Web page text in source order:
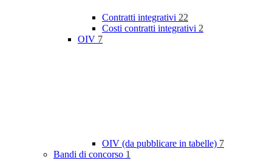
Contratti integrativi 22
Costi contratti integrativi 2
OIV 7
OIV (da pubblicare in tabelle) 7
Bandi di concorso 1